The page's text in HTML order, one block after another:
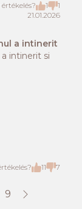
1 1
21.01.2026
a intinerit
intinerit si
11 7
9